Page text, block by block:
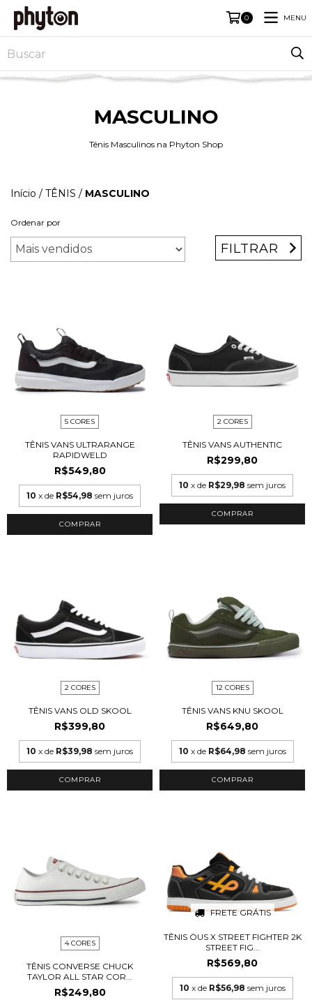
0 MENU
MASCULINO
Tênis Masculinos na Phyton Shop
Início / TÊNIS / MASCULINO
Ordenar por
FILTRAR
5 CORES
TÊNIS VANS ULTRARANGE
RAPIDWELD
R$549,80
10 x de R$54,98 sem juros
COMPRAR
2 CORES
TÊNIS VANS AUTHENTIC
R$299,80
10 x de R$29,98 sem juros
COMPRAR
2 CORES
TÊNIS VANS OLD SKOOL
R$399,80
10 x de R$39,98 sem juros
COMPRAR
12 CORES
TÊNIS VANS KNU SKOOL
R$649,80
10 x de R$64,98 sem juros
COMPRAR
4 CORES
TÊNIS CONVERSE CHUCK
TAYLOR ALL STAR COR...
R$249,80
FRETE GRÁTIS
TÊNIS ÖUS X STREET FIGHTER 2K
STREET FIG...
R$569,80
10 x de R$56,98 sem juros